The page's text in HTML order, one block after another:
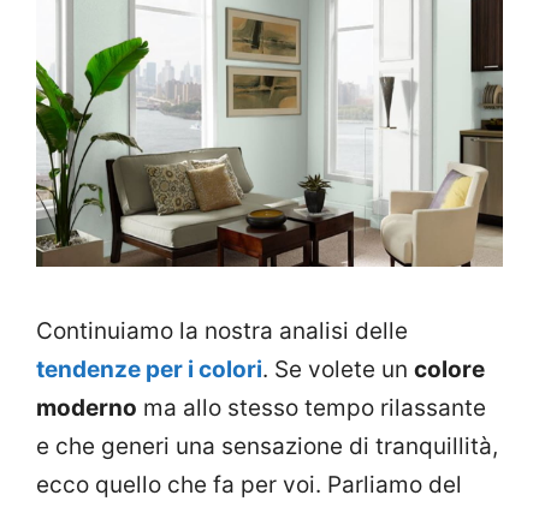
Continuiamo la nostra analisi delle
tendenze per i colori. Se volete un colore
moderno ma allo stesso tempo rilassante
e che generi una sensazione di tranquillità,
ecco quello che fa per voi. Parliamo del